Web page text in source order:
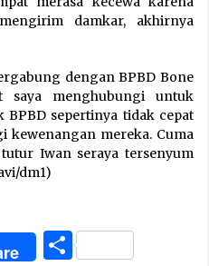
damkar, akhirnya
dengan BPBD Bone
saya menghubungi untuk
sepertinya tidak cepat
kewenangan mereka. Cuma
Iwan seraya tersenyum
dm1)
Share